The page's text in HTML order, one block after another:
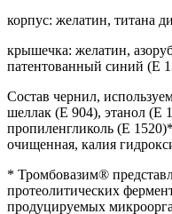
корпус: желатин, титана
крышечка: желатин,
патентованный синий (Е
Состав чернил,
шеллак (Е 904), этанол (Е
пропиленгликоль (Е
очищенная, калия
* Тромбовазим®
протеолитических
продуцируемых